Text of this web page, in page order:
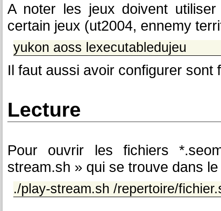
A noter les jeux doivent
certain jeux (ut2004, ennemy
yukon aoss lexecutabledujeu
Il faut aussi avoir configurer sont
Lecture
Pour ouvrir les fichiers
stream.sh » qui se trouve dans
./play-stream.sh /repertoire/